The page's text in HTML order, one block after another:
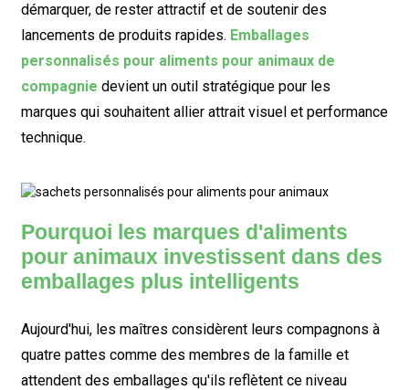
démarquer, de rester attractif et de soutenir des
lancements de produits rapides. Emballages
personnalisés pour aliments pour animaux de
compagnie devient un outil stratégique pour les
marques qui souhaitent allier attrait visuel et performance
technique.
Pourquoi les marques d'aliments
pour animaux investissent dans des
emballages plus intelligents
Aujourd'hui, les maîtres considèrent leurs compagnons à
quatre pattes comme des membres de la famille et
attendent des emballages qu'ils reflètent ce niveau